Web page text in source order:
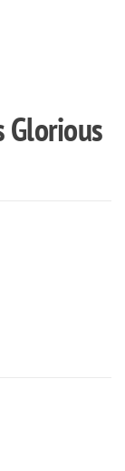
Glorious